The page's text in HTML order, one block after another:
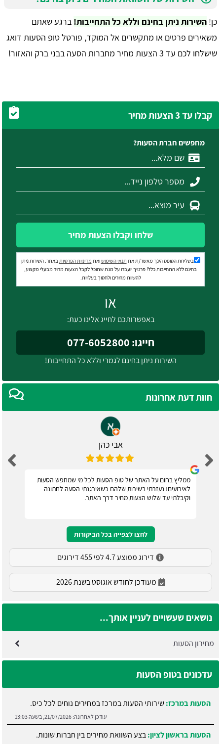
כן! השירות ניתן בחינם וללא כל התחייבות! ברגע שאתם
משאירים פרטים או מתקשרים אל המוקד, פורטל טופ הסעות דואג
שישלחו לכם עד 3 הצעות מחיר מחברות הסעה בבני ברק והאזור!
קבלו עד 3 הצעות מחיר
מחפשים חברת הסעות?
שלחו וקבלו הצעות מחיר
בשליחת הטופס הינך מאשר/ת את תנאי השימושואת מדיניות הפרטיות באתר. השירות ניתן
בחינם ללא התחייבות כלל! פרטיך יועברו על מנת שתוכל לקבל הצעות מחיר מבעלי מקצוע,
להשוות מחירים ולחסוך בעלויות.
או
באפשרותכם לחייג אלינו כעת:
חייגו: 077-6052800
השירות ניתן בחינם לגמרי וללא כל התחייבות!
חוות דעת אחרונות
אבי כהן
ממליץ בחום על האתר של טופ הסעות לכל מי שמחפש הסעות
לאירועים! נעזרתי בשירות שלהם כשאירגנתי הסעה לחתונה
וקיבלתי עד שלוש הצעות מחיר דרך האתר.
לחצו לצפייה בכל הביקורות
דירוג ממוצע 4.7 לפי 455 דירוגים
מעודכן לחודש אוגוסט בשנת 2026
נושאים שעשויים לעניין אותך...
מחירון הסעות
עדכונים בטופ הסעות
עודכן לאחרונה:21/07/2026, בשעה 13:03
הסעות בראשון לציון:בצע השוואת מחירים בין חברות שונות.
עודכן לאחרונה:21/07/2026, בשעה 13:02